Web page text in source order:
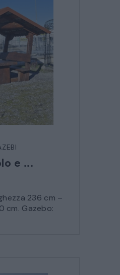
COMPLETO
MOBILI
CAMERE
ARMADI
E COMODINI
E SOGGIORNO
e ...
236 cm –
cm. Gazebo: